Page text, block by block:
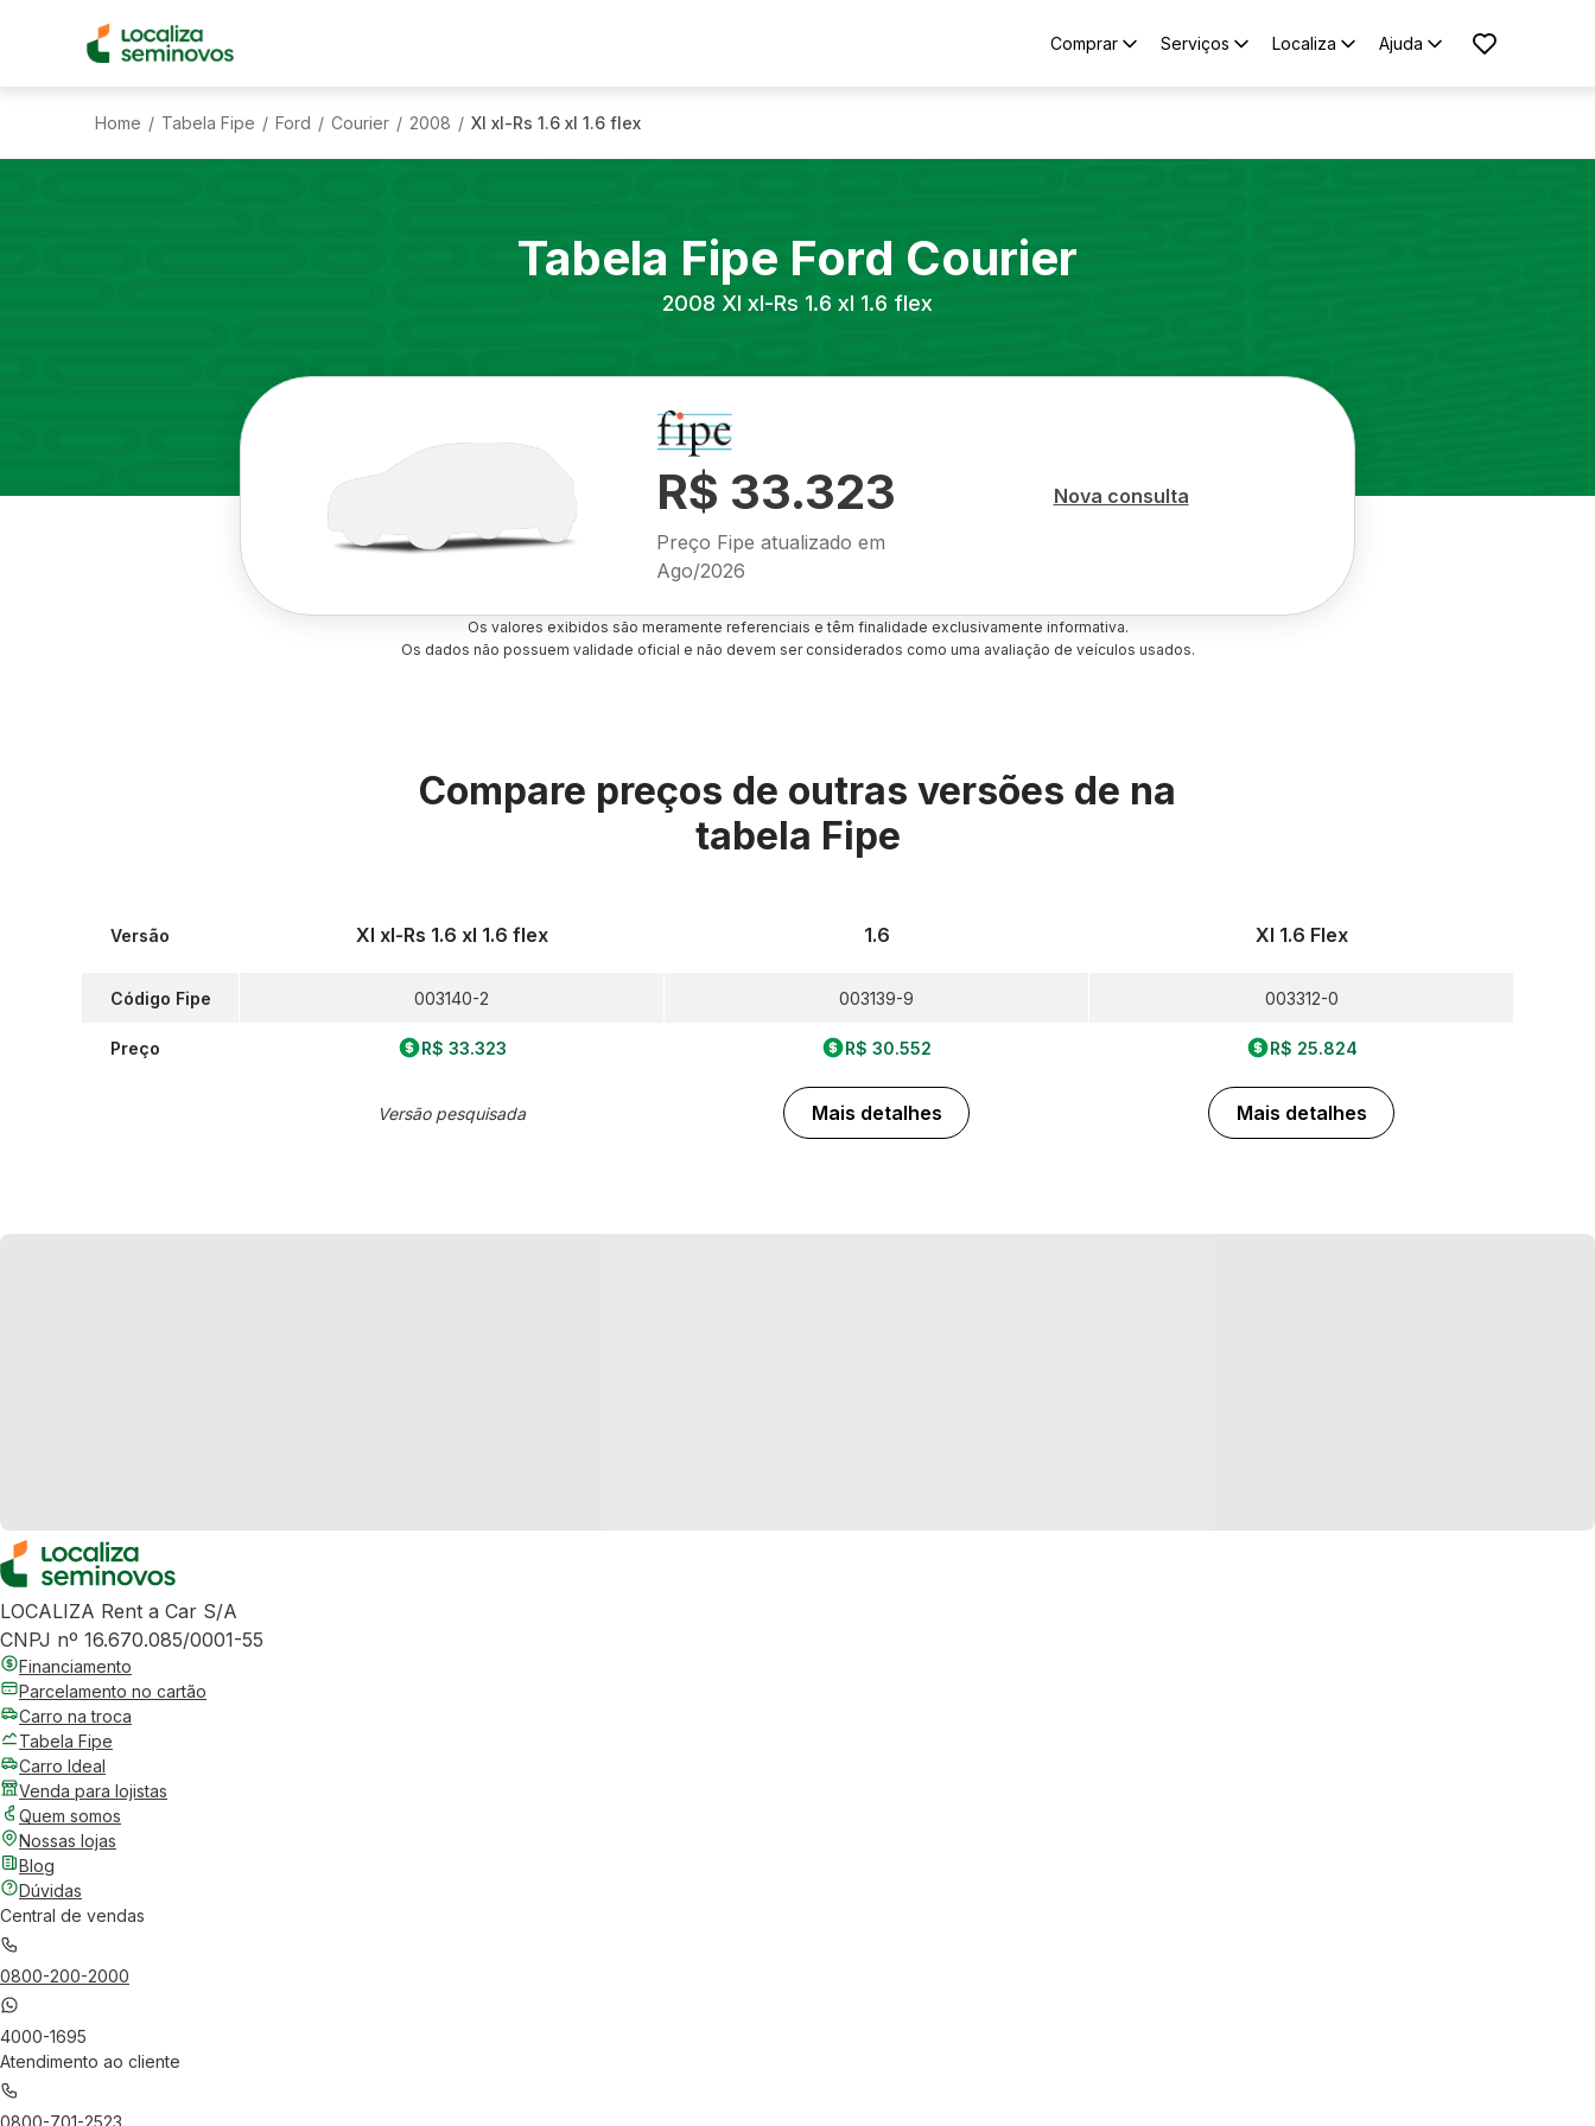
Comprar Serviços Localiza Ajuda
Home / Tabela Fipe / Ford / Courier / 2008 / Xl xl-Rs 1.6 xl 1.6 flex
Tabela Fipe Ford Courier
2008 Xl xl-Rs 1.6 xl 1.6 flex
R$ 33.323
Preço Fipe atualizado em
Ago/2026
Nova consulta
Os valores exibidos são meramente referenciais e têm finalidade exclusivamente informativa.
Os dados não possuem validade oficial e não devem ser considerados como uma avaliação de veículos usados.
Compare preços de outras versões de na
tabela Fipe
Versão
Código Fipe
Preço
Xl xl-Rs 1.6 xl 1.6 flex
003140-2
R$ 33.323
Versão pesquisada
1.6
003139-9
R$ 30.552
Mais detalhes
Xl 1.6 Flex
003312-0
R$ 25.824
Mais detalhes
LOCALIZA Rent a Car S/A
CNPJ nº 16.670.085/0001-55
Financiamento
Parcelamento no cartão
Carro na troca
Tabela Fipe
Carro Ideal
Venda para lojistas
Quem somos
Nossas lojas
Blog
Dúvidas
Central de vendas
0800-200-2000
4000-1695
Atendimento ao cliente
0800-701-2523